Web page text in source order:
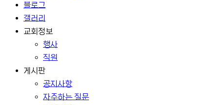
블로그
갤러리
교회정보
행사
직원
게시판
공지사항
자주하는 질문